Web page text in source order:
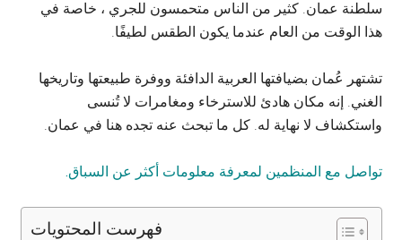
سلطنة عمان. كثير من الناس متحمسون للجري ، خاصة في
هذا الوقت من العام عندما يكون الطقس لطيفًا.
تشتهر عُمان بضيافتها العربية الدافئة ووفرة طبيعتها وتاريخها
الغني. إنه مكان هادئ للاسترخاء ومغامرات لا تُنسى
واستكشاف لا نهاية له. كل ما تبحث عنه تجده هنا في عمان.
تواصل مع المنظمين لمعرفة معلومات أكثر عن السباق.
فهرست المحتويات